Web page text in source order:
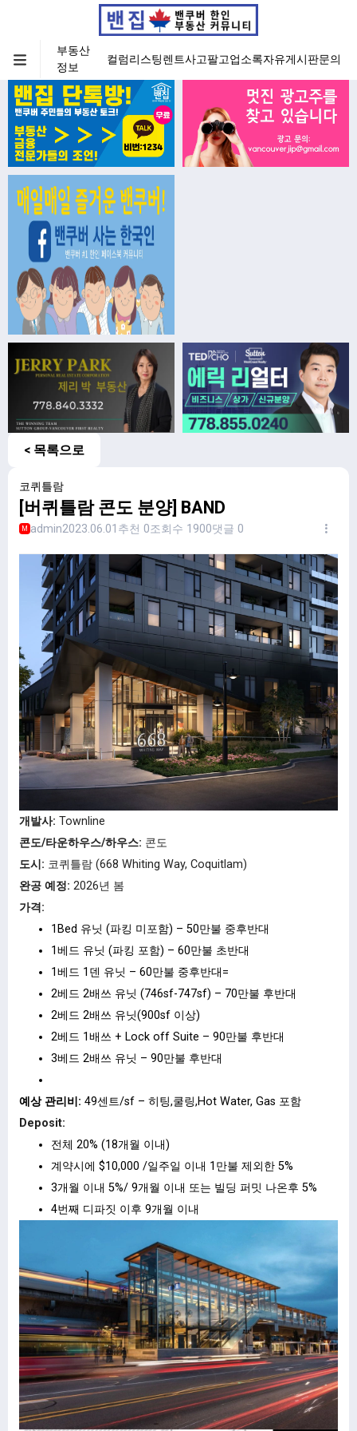
부동산
정보
컬럼리스팅렌트사고팔고업소록자유게시판문의
< 목록으로
코퀴틀람
[버퀴틀람 콘도 분양] BAND
M admin2023.06.01 추천 0조회수 1900댓글 0
개발사: Townline
콘도/타운하우스/하우스: 콘도
도시: 코퀴틀람 (668 Whiting Way, Coquitlam)
완공 예정: 2026년 봄
가격:
1Bed 유닛 (파킹 미포함) – 50만불 중후반대
1베드 유닛 (파킹 포함) – 60만불 초반대
1베드 1덴 유닛 – 60만불 중후반대=
2베드 2배쓰 유닛 (746sf-747sf) – 70만불 후반대
2베드 2배쓰 유닛(900sf 이상)
2베드 1배쓰 + Lock off Suite – 90만불 후반대
3베드 2배쓰 유닛 – 90만불 후반대
예상 관리비: 49센트/sf – 히팅,쿨링,Hot Water, Gas 포함
Deposit:
전체 20% (18개월 이내)
계약시에 $10,000 /일주일 이내 1만불 제외한 5%
3개월 이내 5%/ 9개월 이내 또는 빌딩 퍼밋 나온후 5%
4번째 디파짓 이후 9개월 이내